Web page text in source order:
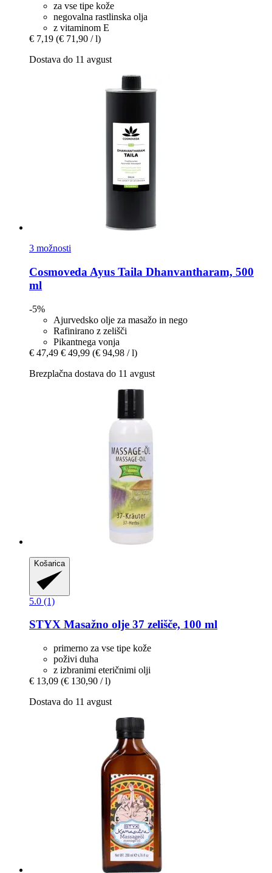
za vse tipe kože
negovalna rastlinska olja
z vitaminom E
€ 7,19 (€ 71,90 / l)
Dostava do 11 avgust
3 možnosti
Cosmoveda Ayus Taila Dhanvantharam, 500
ml
-5%
Ajurvedsko olje za masažo in nego
Rafinirano z zelišči
Pikantnega vonja
€ 47,49 € 49,99 (€ 94,98 / l)
Brezplačna dostava do 11 avgust
Košarica
5.0 (1)
STYX Masažno olje 37 zelišče, 100 ml
primerno za vse tipe kože
poživi duha
z izbranimi eteričnimi olji
€ 13,09 (€ 130,90 / l)
Dostava do 11 avgust